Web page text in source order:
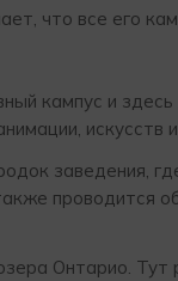
что все его
кампус и
искусств
заведения,
проводится
Онтарио. Тут